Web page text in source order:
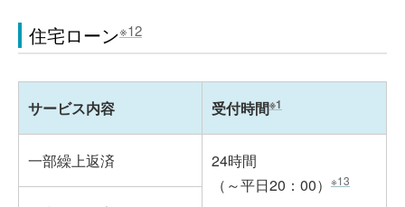
住宅ローン※12
サービス内容 受付時間※1
一部繰上返済
24時間
（～平日20：00） ※13